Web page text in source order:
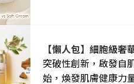
【懶人包】細胞級
突破性創新，啟發自
始，煥發肌膚健康力